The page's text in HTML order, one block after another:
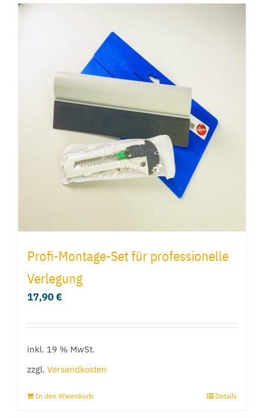
Profi-Montage-Set für professionelle
Verlegung
17,90€
inkl. 19 % MwSt.
zzgl. Versandkosten
In den Warenkorb Details